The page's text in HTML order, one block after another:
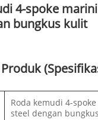
4-spoke
bungkus kulit
Roda kemudi 4-
steel dengan